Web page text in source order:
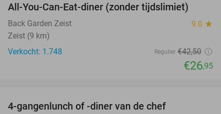
All-You-Can-Eat-diner (zonder tijdslimiet)
Back Garden Zeist 9.0 star
Zeist (9 km)
Verkocht: 1.748
Regulier €42,50
€26,95
4-gangenlunch of -diner van de chef